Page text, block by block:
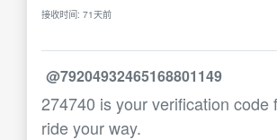
接收时间: 71天前
@79204932465168801149
274740 is your verification code
ride your way.